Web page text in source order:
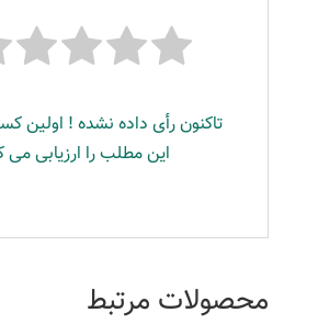
تاکنون رأی داده نشده ! اولین
این مطلب را ارزیابی می
محصولات مرتبط